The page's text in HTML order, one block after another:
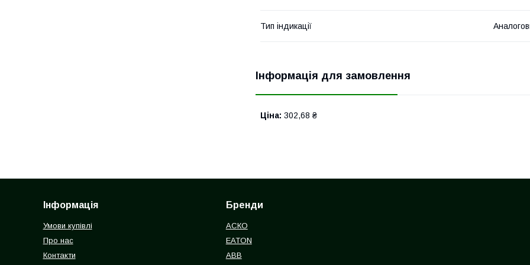
Тип індикації
Інформація для замовлення
Ціна: 302,68 ₴
Інформація
Умови купівлі
Про нас
Контакти
Бренди
АСКО
EATON
ABB